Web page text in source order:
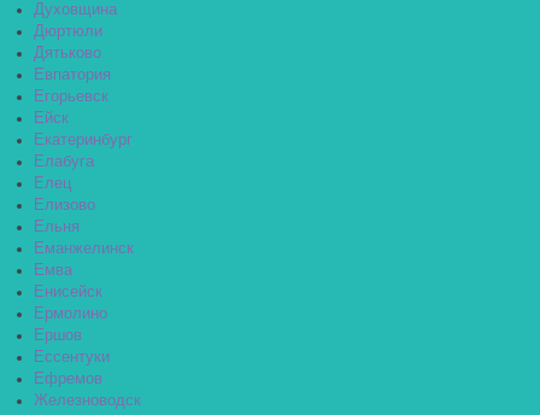
Духовщина
Дюртюли
Дятьково
Евпатория
Егорьевск
Ейск
Екатеринбург
Елабуга
Елец
Елизово
Ельня
Еманжелинск
Емва
Енисейск
Ермолино
Ершов
Ессентуки
Ефремов
Железноводск